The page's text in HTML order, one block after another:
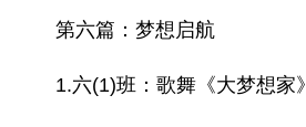
第六篇：梦想启航
1.六(1)班：歌舞《大梦想家》